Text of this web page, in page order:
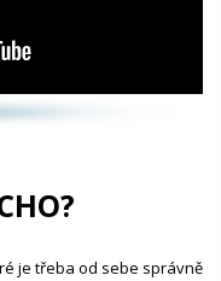
je třeba od sebe správně